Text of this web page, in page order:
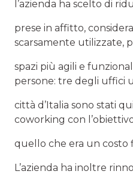
l’azienda ha scelto di
prese in affitto,
scarsamente utilizzate,
spazi più agili e
persone: tre degli uffici
città d’Italia sono stati
coworking con
quello che era un costo
L’azienda ha inoltre